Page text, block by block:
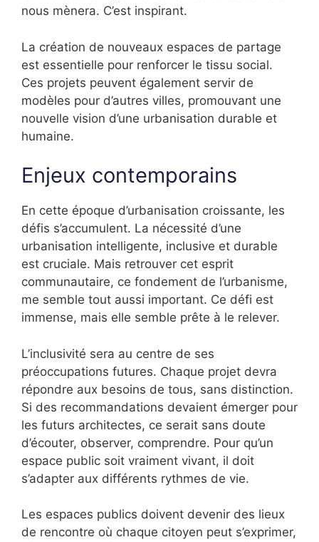
nous mènera. C’est inspirant.
La création de nouveaux espaces de partage
est essentielle pour renforcer le tissu social.
Ces projets peuvent également servir de
modèles pour d’autres villes, promouvant une
nouvelle vision d’une urbanisation durable et
humaine.
Enjeux contemporains
En cette époque d’urbanisation croissante, les
défis s’accumulent. La nécessité d’une
urbanisation intelligente, inclusive et durable
est cruciale. Mais retrouver cet esprit
communautaire, ce fondement de l’urbanisme,
me semble tout aussi important. Ce défi est
immense, mais elle semble prête à le relever.
L’inclusivité sera au centre de ses
préoccupations futures. Chaque projet devra
répondre aux besoins de tous, sans distinction.
Si des recommandations devaient émerger pour
les futurs architectes, ce serait sans doute
d’écouter, observer, comprendre. Pour qu’un
espace public soit vraiment vivant, il doit
s’adapter aux différents rythmes de vie.
Les espaces publics doivent devenir des lieux
de rencontre où chaque citoyen peut s’exprimer,